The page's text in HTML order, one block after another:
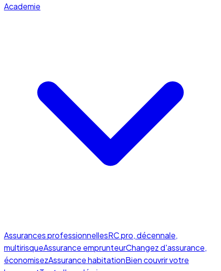
Academie
Assurances professionnellesRC pro, décennale,
multirisqueAssurance emprunteurChangez d'assurance,
économisezAssurance habitationBien couvrir votre